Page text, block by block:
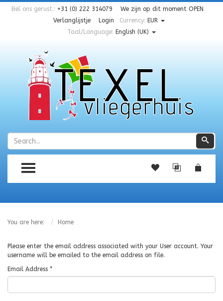
Bel ons gerust:: +31 (0) 222 314079 We zijn op dit moment OPEN
Verlanglijstje
Login Currency: EUR
Taal/Language: English (UK)
Zoeken
TOGGLE MENU
You are here: Home
Please enter the email address associated with your User account. Your
username will be emailed to the email address on file.
Email Address *